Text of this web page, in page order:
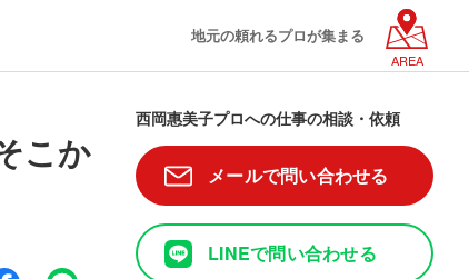
地元の頼れるプロが集まる
AREA
こか
西岡惠美子プロへの仕事の相談・依頼
メールで問い合わせる
LINEで問い合わせる